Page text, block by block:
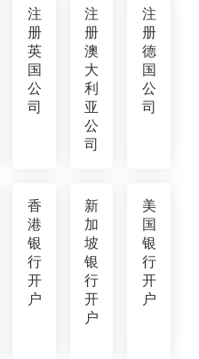
注
册
英
国
公
司
注
册
澳
大
利
亚
公
司
注
册
德
国
公
司
香
港
银
行
开
户
新
加
坡
银
行
开
户
美
国
银
行
开
户